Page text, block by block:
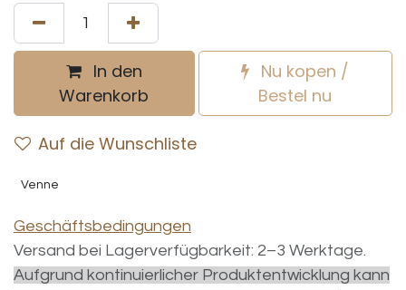
In den
Warenkorb
Nu kopen /
Bestel nu
Auf die Wunschliste
Venne
Geschäftsbedingungen
Versand bei Lagerverfügbarkeit: 2–3 Werktage.
Aufgrund kontinuierlicher Produktentwicklung kann